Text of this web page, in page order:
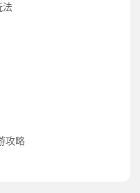
法
攻略